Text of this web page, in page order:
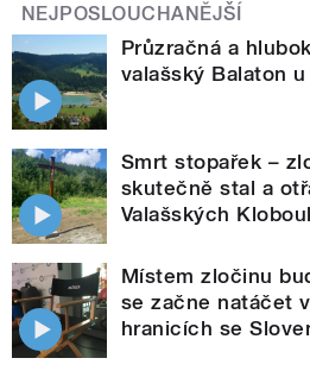
NEJPOSLOUCHANĚJŠÍ
Průzračná a
valašský Balaton
Smrt stopařek –
skutečně stal a
Valašských
Místem zločinu
se začne natáčet
hranicích se